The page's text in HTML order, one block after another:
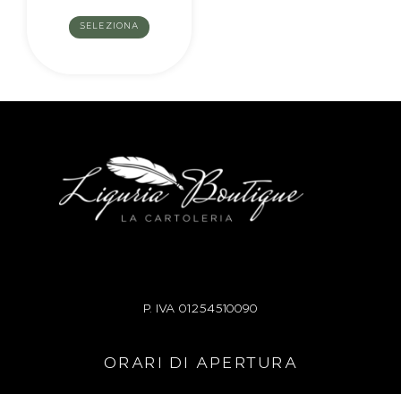
SELEZIONA
P. IVA 01254510090
ORARI DI APERTURA